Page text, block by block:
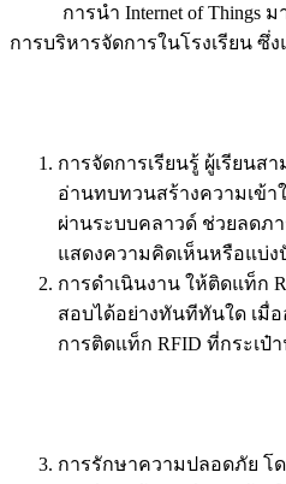
การนำ Internet of Things มาใ
การบริหารจัดการในโรงเรียน ซึ่
การจัดการเรียนรู้ ผู้เรียนส
อ่านทบทวนสร้างความเข้า
ผ่านระบบคลาวด์ ช่วยลดภ
แสดงความคิดเห็นหรือแบ่ง
การดำเนินงาน ให้ติดแท็ก
สอบได้อย่างทันทีทันใด เมื่
การติดแท็ก RFID ที่กระเป๋
การรักษาความปลอดภัย โด